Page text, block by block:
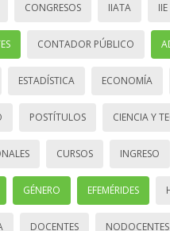
CONGRESOS IIATA IIE
CONTADOR PÚBLICO
ESTADÍSTICA ECONOMÍA
POSTÍTULOS CIENCIA Y
CURSOS INGRESO
GÉNERO EFEMÉRIDES
DOCENTES NODOCENTES